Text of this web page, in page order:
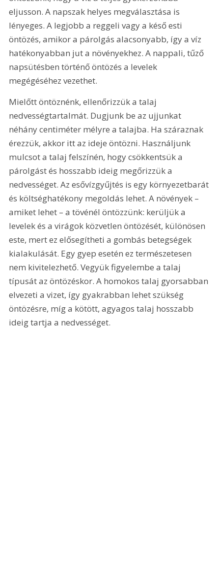
eljusson. A napszak helyes megválasztása is
lényeges. A legjobb a reggeli vagy a késő esti
öntözés, amikor a párolgás alacsonyabb, így a víz
hatékonyabban jut a növényekhez. A nappali, tűző
napsütésben történő öntözés a levelek
megégéséhez vezethet.
Mielőtt öntöznénk, ellenőrizzük a talaj
nedvességtartalmát. Dugjunk be az ujjunkat
néhány centiméter mélyre a talajba. Ha száraznak
érezzük, akkor itt az ideje öntözni. Használjunk
mulcsot a talaj felszínén, hogy csökkentsük a
párolgást és hosszabb ideig megőrizzük a
nedvességet. Az esővízgyűjtés is egy környezetbarát
és költséghatékony megoldás lehet. A növények –
amiket lehet – a tövénél öntözzünk: kerüljük a
levelek és a virágok közvetlen öntözését, különösen
este, mert ez elősegítheti a gombás betegségek
kialakulását. Egy gyep esetén ez természetesen
nem kivitelezhető. Vegyük figyelembe a talaj
típusát az öntözéskor. A homokos talaj gyorsabban
elvezeti a vizet, így gyakrabban lehet szükség
öntözésre, míg a kötött, agyagos talaj hosszabb
ideig tartja a nedvességet.